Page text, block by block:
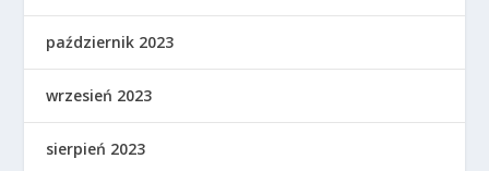
październik 2023
wrzesień 2023
sierpień 2023